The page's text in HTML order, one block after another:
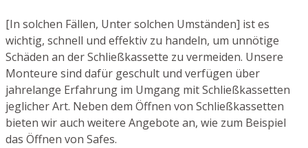
[In solchen Fällen, Unter solchen Umständen] ist es
wichtig, schnell und effektiv zu handeln, um unnötige
Schäden an der Schließkassette zu vermeiden. Unsere
Monteure sind dafür geschult und verfügen über
jahrelange Erfahrung im Umgang mit Schließkassetten
jeglicher Art. Neben dem Öffnen von Schließkassetten
bieten wir auch weitere Angebote an, wie zum Beispiel
das Öffnen von Safes.